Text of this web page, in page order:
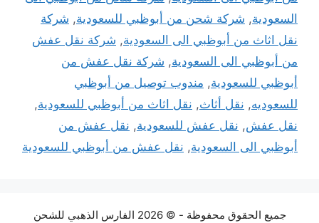
السعودية, شركة شحن من أبوظبي للسعودية, شركة
نقل اثاث من أبوظبي الى السعودية, شركة نقل عفش
من أبوظبي الى السعودية, شركة نقل عفش من
أبوظبي للسعودية, مندوب توصيل من أبوظبي
للسعوديه, نقل أثاث, نقل اثاث من أبوظبي للسعودية,
نقل عفش, نقل عفش للسعودية, نقل عفش من
أبوظبي الى السعودية, نقل عفش من أبوظبي للسعودية
جميع الحقوق محفوظة - © 2026 الفارس الذهبي للشحن